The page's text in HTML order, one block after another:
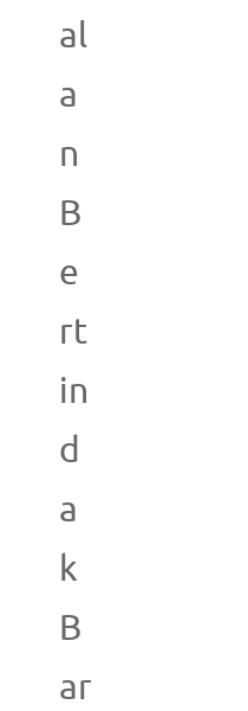
al
a
n
B
e
rt
in
d
a
k
B
ar